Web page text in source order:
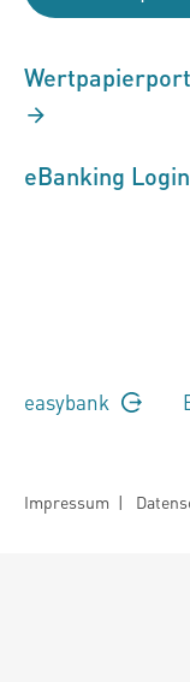
eBanking Login
easybank
Impressum |